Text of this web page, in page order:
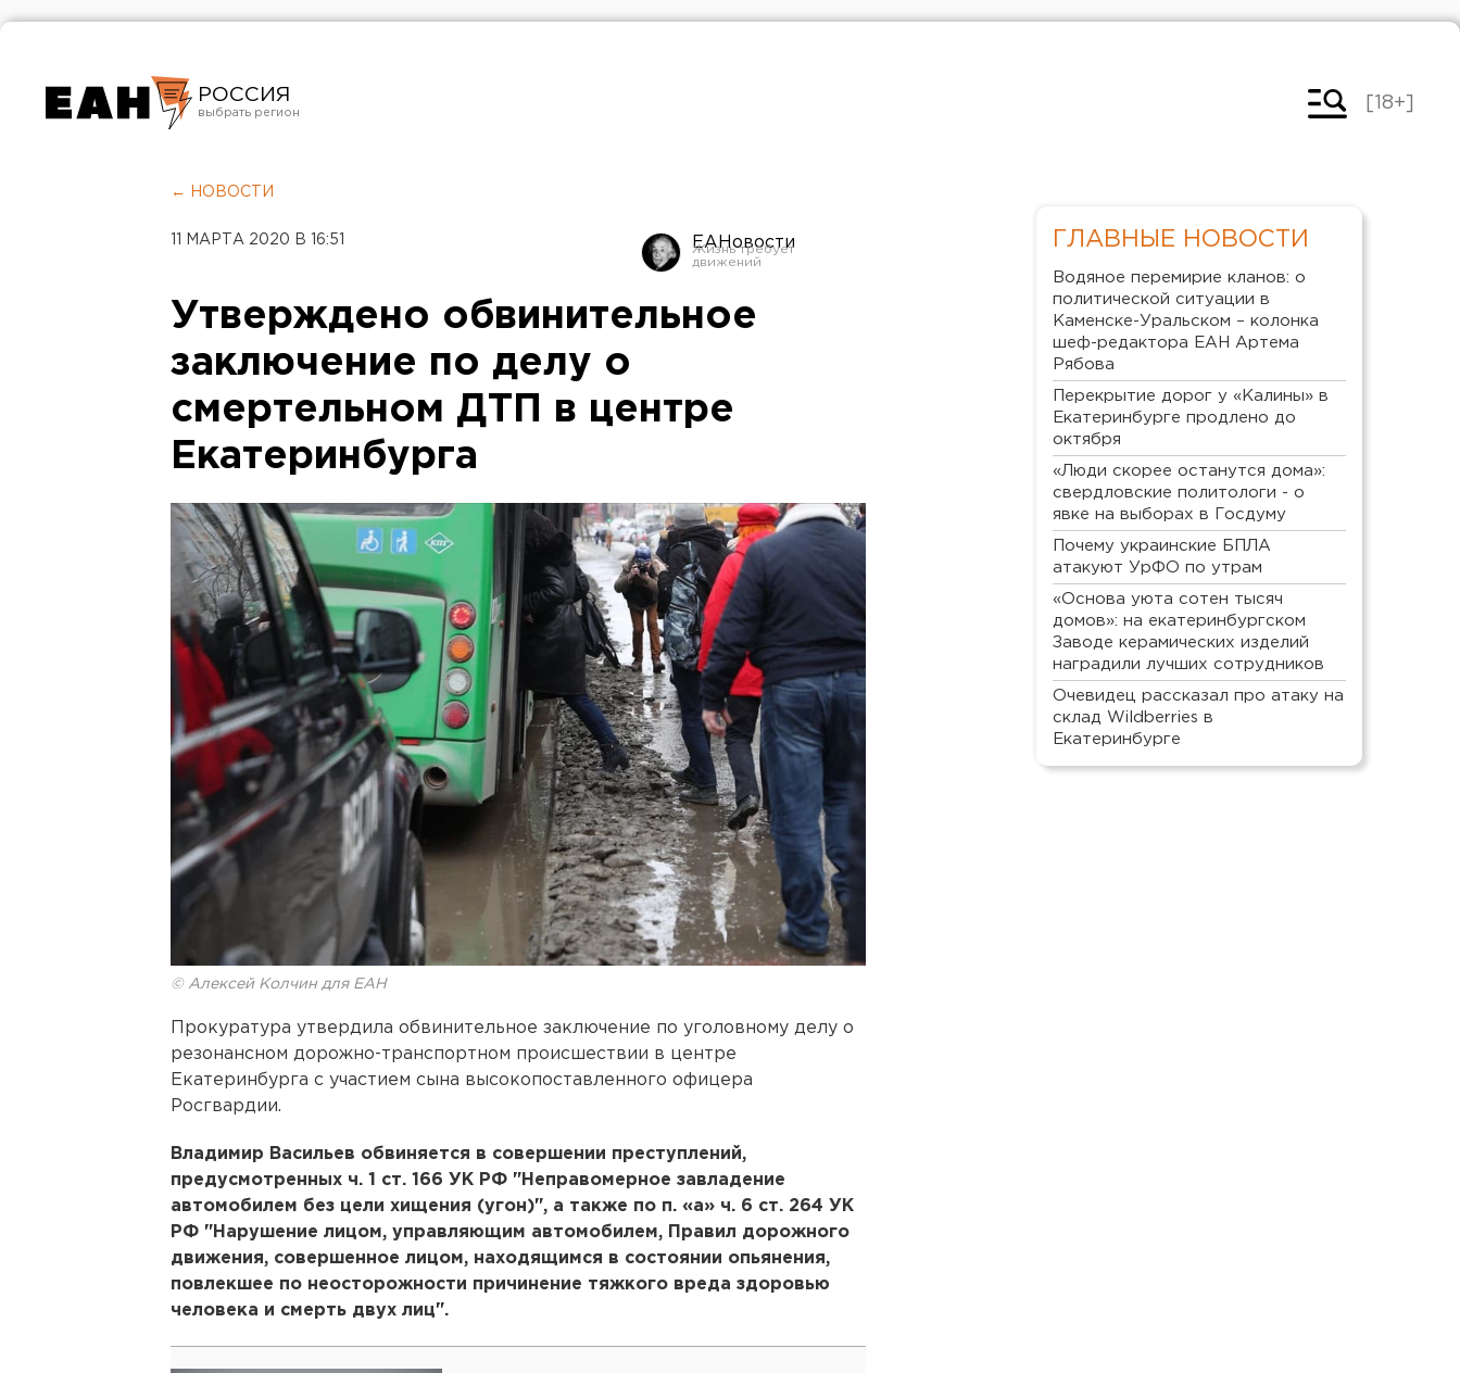
РОССИЯ
Челябинск
[18+]
← НОВОСТИ
11 МАРТА 2020 В 16:51 ЕАНовости
Утверждено обвинительное
заключение по делу о
смертельном ДТП в центре
Екатеринбурга
© Алексей Колчин для ЕАН
Прокуратура утвердила обвинительное заключение по уголовному делу о
резонансном дорожно-транспортном происшествии в центре
Екатеринбурга с участием сына высокопоставленного офицера
Росгвардии.
Владимир Васильев обвиняется в совершении преступлений,
предусмотренных ч. 1 ст. 166 УК РФ "Неправомерное завладение
автомобилем без цели хищения (угон)", а также по п. «а» ч. 6 ст. 264 УК
РФ "Нарушение лицом, управляющим автомобилем, Правил дорожного
движения, совершенное лицом, находящимся в состоянии опьянения,
повлекшее по неосторожности причинение тяжкого вреда здоровью
человека и смерть двух лиц".
ГЛАВНЫЕ НОВОСТИ
Водяное перемирие кланов: о
политической ситуации в
Каменске-Уральском – колонка
шеф-редактора ЕАН Артема
Рябова
Перекрытие дорог у «Калины» в
Екатеринбурге продлено до
октября
«Люди скорее останутся дома»:
свердловские политологи - о
явке на выборах в Госдуму
Почему украинские БПЛА
атакуют УрФО по утрам
«Основа уюта сотен тысяч
домов»: на екатеринбургском
Заводе керамических изделий
наградили лучших сотрудников
Очевидец рассказал про атаку на
склад Wildberries в
Екатеринбурге